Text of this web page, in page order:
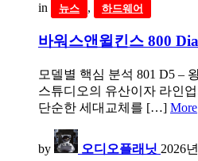
in 뉴스 , 하드웨어
바워스앤윌킨스 800
모델별 핵심 분석 801 D5 –
스튜디오의 유산이자 라인
단순한 세대교체를 […] More
by 오디오플래닛 2026